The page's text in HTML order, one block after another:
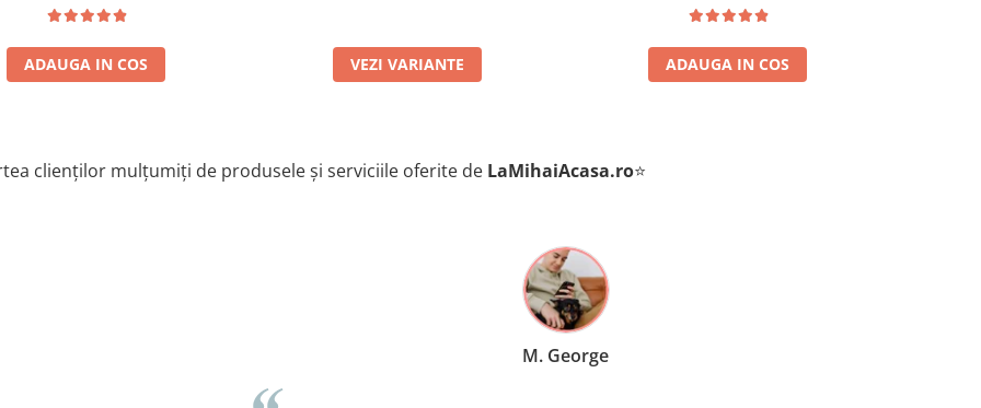
ADAUGA IN COS VEZI VARIANTE ADAUGA IN COS
clienților mulțumiți de produsele și serviciile oferite de LaMihaiAcasa.ro⭐